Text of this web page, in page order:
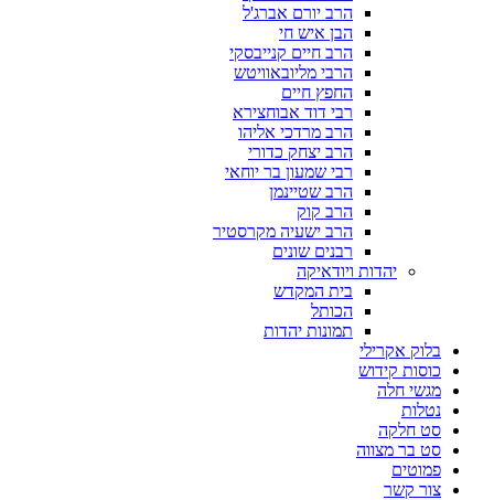
הרב יורם אברג'ל
הבן איש חי
הרב חיים קנייבסקי
הרבי מליובאוויטש
החפץ חיים
רבי דוד אבוחצירא
הרב מרדכי אליהו
הרב יצחק כדורי
רבי שמעון בר יוחאי
הרב שטיינמן
הרב קוק
הרב ישעיה מקרסטיר
רבנים שונים
יהדות ויודאיקה
בית המקדש
הכותל
תמונות יהדות
בלוק אקרילי
כוסות קידוש
מגשי חלה
נטלות
סט חלקה
סט בר מצווה
פמוטים
צור קשר